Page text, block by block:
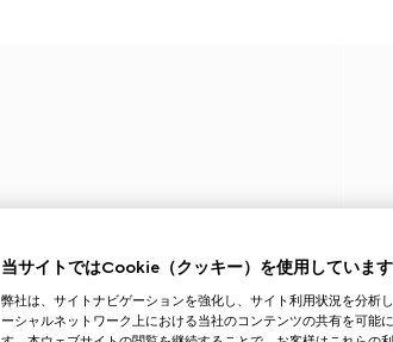
当サイトではCookie（クッキー）を使用しています
弊社は、サイトナビゲーションを強化し、サイト利用状況を分析
ーシャルネットワーク上における当社のコンテンツの共有を可